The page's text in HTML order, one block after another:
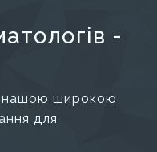
-
нашою широкою
для